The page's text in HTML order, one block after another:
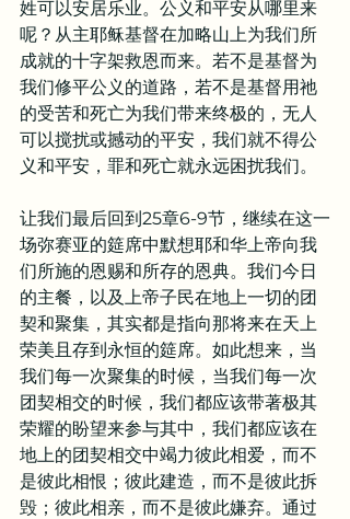
姓可以安居乐业。公义和平安从哪里来
呢？从主耶稣基督在加略山上为我们所
成就的十字架救恩而来。若不是基督为
我们修平公义的道路，若不是基督用祂
的受苦和死亡为我们带来终极的，无人
可以搅扰或撼动的平安，我们就不得公
义和平安，罪和死亡就永远困扰我们。
让我们最后回到25章6-9节，继续在这一
场弥赛亚的筵席中默想耶和华上帝向我
们所施的恩赐和所存的恩典。我们今日
的主餐，以及上帝子民在地上一切的团
契和聚集，其实都是指向那将来在天上
荣美且存到永恒的筵席。如此想来，当
我们每一次聚集的时候，当我们每一次
团契相交的时候，我们都应该带著极其
荣耀的盼望来参与其中，我们都应该在
地上的团契相交中竭力彼此相爱，而不
是彼此相恨；彼此建造，而不是彼此拆
毁；彼此相亲，而不是彼此嫌弃。通过